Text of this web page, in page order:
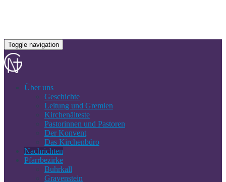
Toggle navigation
Über uns
Geschichte
Leitung und Gremien
Kirchenälteste
Pastorinnen und Pastoren
Der Konvent
Das Kirchenbüro
Nachrichten
Pfarrbezirke
Buhrkall
Gravenstein